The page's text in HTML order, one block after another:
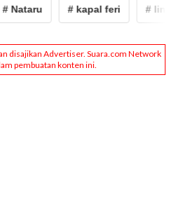
# Nataru # kapal feri #